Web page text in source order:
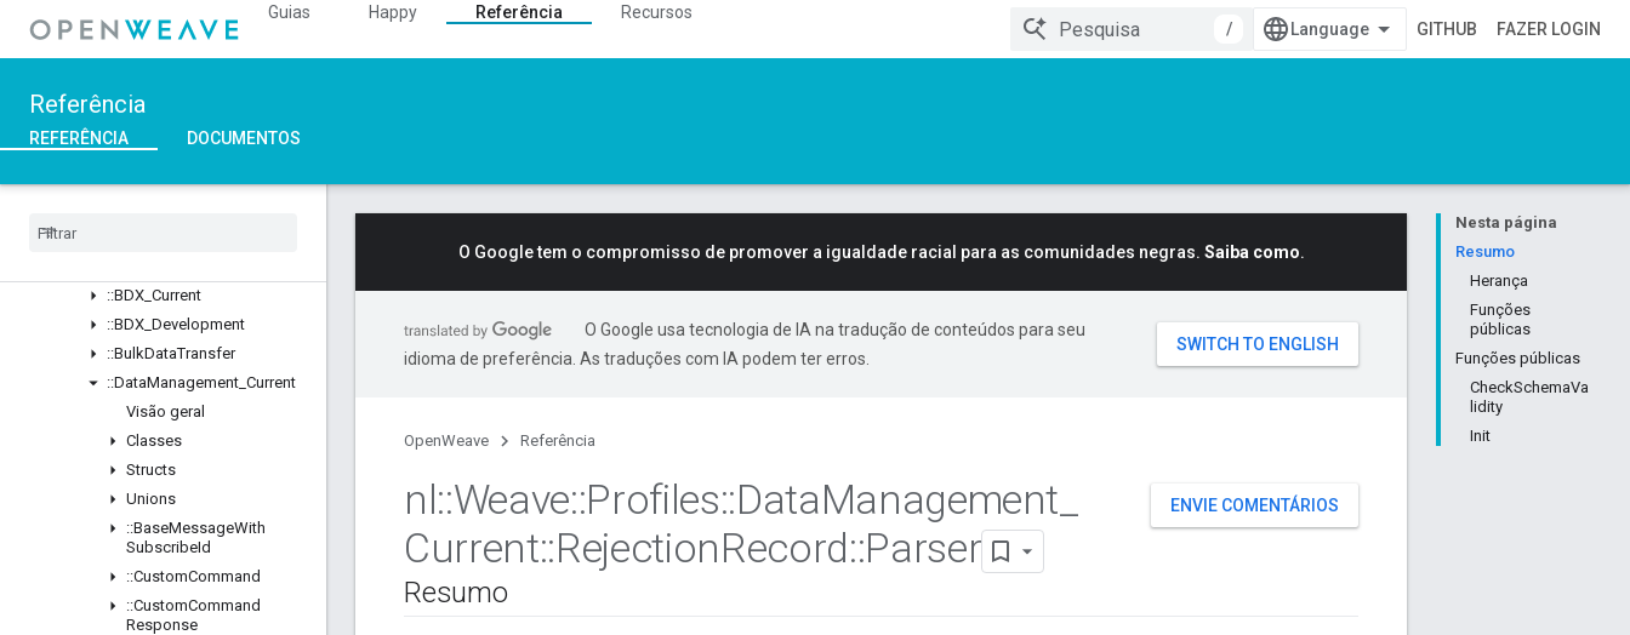
Guias Happy Referência
Recursos
/
GITHUB FAZER LOGIN
Referência
REFERÊNCIA DOCUMENTOS
Structs
Unions
::ASN1
::DeviceLayer
::BDX Current
::BDX Development
::BulkDataTransfer
::DataManagement Current
Visão geral
Classes
Structs
Unions
::BaseMessageWith
SubscribeId
::CustomCommand
::CustomCommand
Response
Nesta página
Resumo
Herança
Funções
públicas
Funções públicas
CheckSchemaVa
lidity
Init
O Google tem o compromisso de promover a igualdade racial para as comunidades negras. Saiba como.
O Google usa tecnologia de IA na tradução de conteúdos para seu
idioma de preferência. As traduções com IA podem ter erros.
OpenWeave Referência
ENVIE COMENTÁRIOS
nl::Weave::Profiles::DataManagement
Current::RejectionRecord::Parser
Resumo